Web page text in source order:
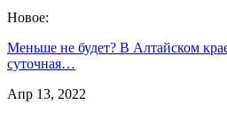
Новое:
Меньше не будет? В Алтайском
суточная…
Апр 13, 2022